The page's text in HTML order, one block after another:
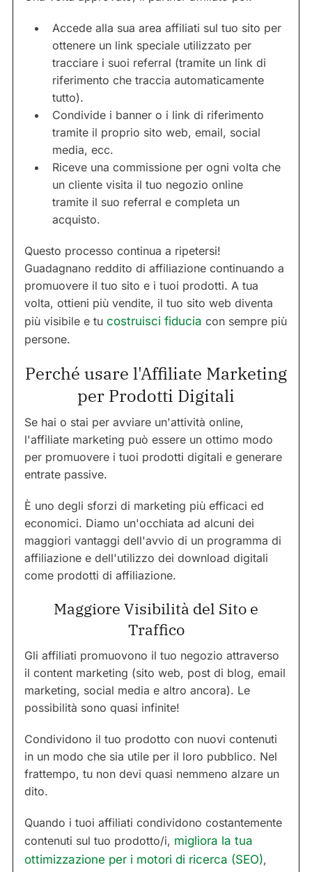
Accede alla sua area affiliati sul tuo sito per
ottenere un link speciale utilizzato per
tracciare i suoi referral (tramite un link di
riferimento che traccia automaticamente
tutto).
Condivide i banner o i link di riferimento
tramite il proprio sito web, email, social
media, ecc.
Riceve una commissione per ogni volta che
un cliente visita il tuo negozio online
tramite il suo referral e completa un
acquisto.
Questo processo continua a ripetersi!
Guadagnano reddito di affiliazione continuando a
promuovere il tuo sito e i tuoi prodotti. A tua
volta, ottieni più vendite, il tuo sito web diventa
più visibile e tu costruisci fiducia con sempre più
persone.
Perché usare l'Affiliate Marketing
per Prodotti Digitali
Se hai o stai per avviare un'attività online,
l'affiliate marketing può essere un ottimo modo
per promuovere i tuoi prodotti digitali e generare
entrate passive.
È uno degli sforzi di marketing più efficaci ed
economici. Diamo un'occhiata ad alcuni dei
maggiori vantaggi dell'avvio di un programma di
affiliazione e dell'utilizzo dei download digitali
come prodotti di affiliazione.
Maggiore Visibilità del Sito e
Traffico
Gli affiliati promuovono il tuo negozio attraverso
il content marketing (sito web, post di blog, email
marketing, social media e altro ancora). Le
possibilità sono quasi infinite!
Condividono il tuo prodotto con nuovi contenuti
in un modo che sia utile per il loro pubblico. Nel
frattempo, tu non devi quasi nemmeno alzare un
dito.
Quando i tuoi affiliati condividono costantemente
contenuti sul tuo prodotto/i, migliora la tua
ottimizzazione per i motori di ricerca (SEO),